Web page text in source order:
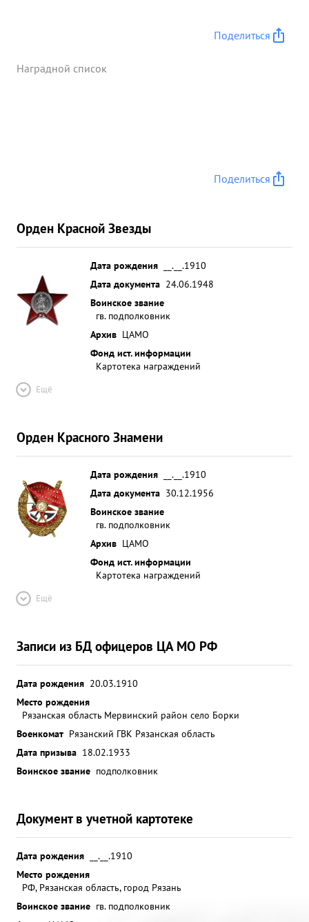
Поделиться
Наградной список
Поделиться
Орден Красной Звезды
Дата рождения
__.__.1910
Дата документа 24.06.1948
Воинское звание
гв. подполковник
Архив ЦАМО
Фонд ист. информации
Картотека награждений
Ещё
Орден Красного Знамени
Дата рождения
__.__.1910
Дата документа 30.12.1956
Воинское звание
гв. подполковник
Архив ЦАМО
Фонд ист. информации
Картотека награждений
Ещё
Записи из БД офицеров ЦА МО РФ
Дата рождения 20.03.1910
Место рождения
Рязанская область Мервинский район село Борки
Военкомат Рязанский ГВК Рязанская область
Дата призыва 18.02.1933
Воинское звание подполковник
Документ в учетной картотеке
Дата рождения
__.__.1910
Место рождения
РФ, Рязанская область, город Рязань
Воинское звание гв. подполковник